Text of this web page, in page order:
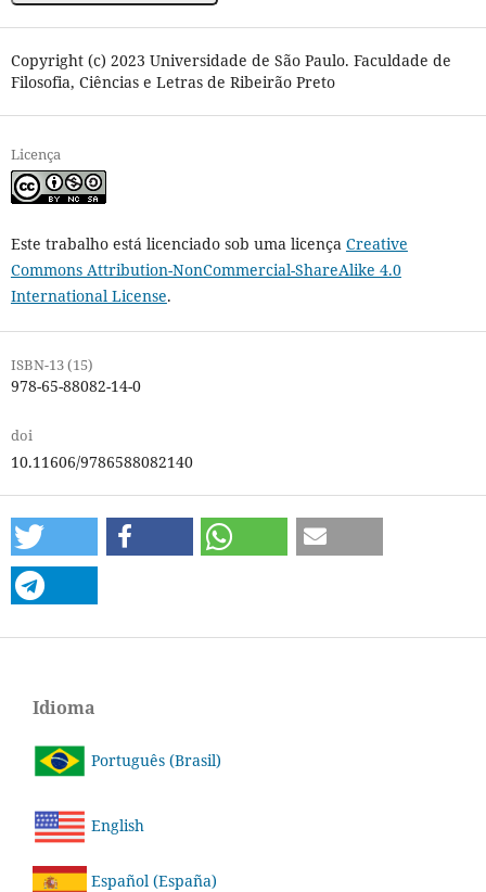
Copyright (c) 2023 Universidade de São Paulo. Faculdade de
Filosofia, Ciências e Letras de Ribeirão Preto
Licença
Este trabalho está licenciado sob uma licença Creative
Commons Attribution-NonCommercial-ShareAlike 4.0
International License.
ISBN-13 (15)
978-65-88082-14-0
doi
10.11606/9786588082140
Idioma
Português (Brasil)
English
Español (España)